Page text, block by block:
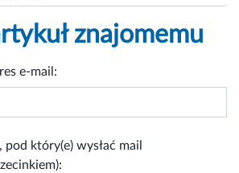
znajomemu
e-mail:
pod który(e) wysłać mail